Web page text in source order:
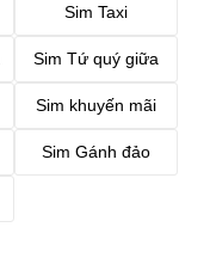
Sim Taxi
Sim Tứ quý giữa
Sim khuyến mãi
Sim Gánh đảo